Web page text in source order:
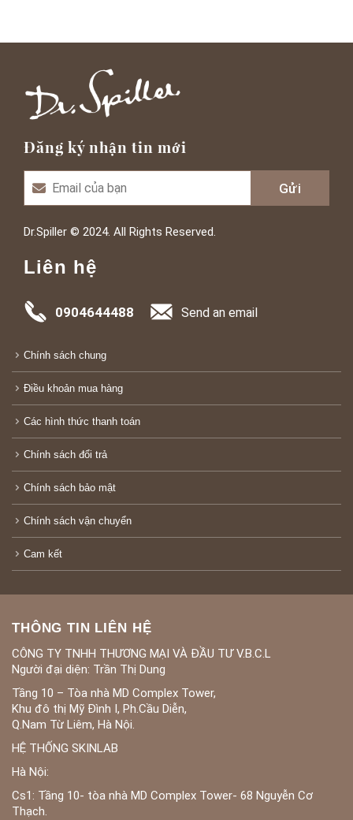
Đăng ký nhận tin mới
Dr.Spiller © 2024. All Rights Reserved.
Liên hệ
0904644488 Send an email
Chính sách chung
Điều khoản mua hàng
Các hình thức thanh toán
Chính sách đổi trả
Chính sách bảo mật
Chính sách vận chuyển
Cam kết
THÔNG TIN LIÊN HỆ
CÔNG TY TNHH THƯƠNG MẠI VÀ ĐẦU TƯ V.B.C.L
Người đại diện: Trần Thị Dung
Tầng 10 – Tòa nhà MD Complex Tower,
Khu đô thị Mỹ Đình I, Ph.Cầu Diễn,
Q.Nam Từ Liêm, Hà Nội.
HỆ THỐNG SKINLAB
Hà Nội:
Cs1: Tầng 10- tòa nhà MD Complex Tower- 68 Nguyễn Cơ
Thạch.